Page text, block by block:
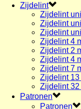
Zijdelint
Zijdelint
Zijdelint
Zijdelint
Zijdelint 4
Zijdelint 2
Zijdelint 4
Zijdelint 7
Zijdelint 13
Zijdelint 32
Patronen
Patronen